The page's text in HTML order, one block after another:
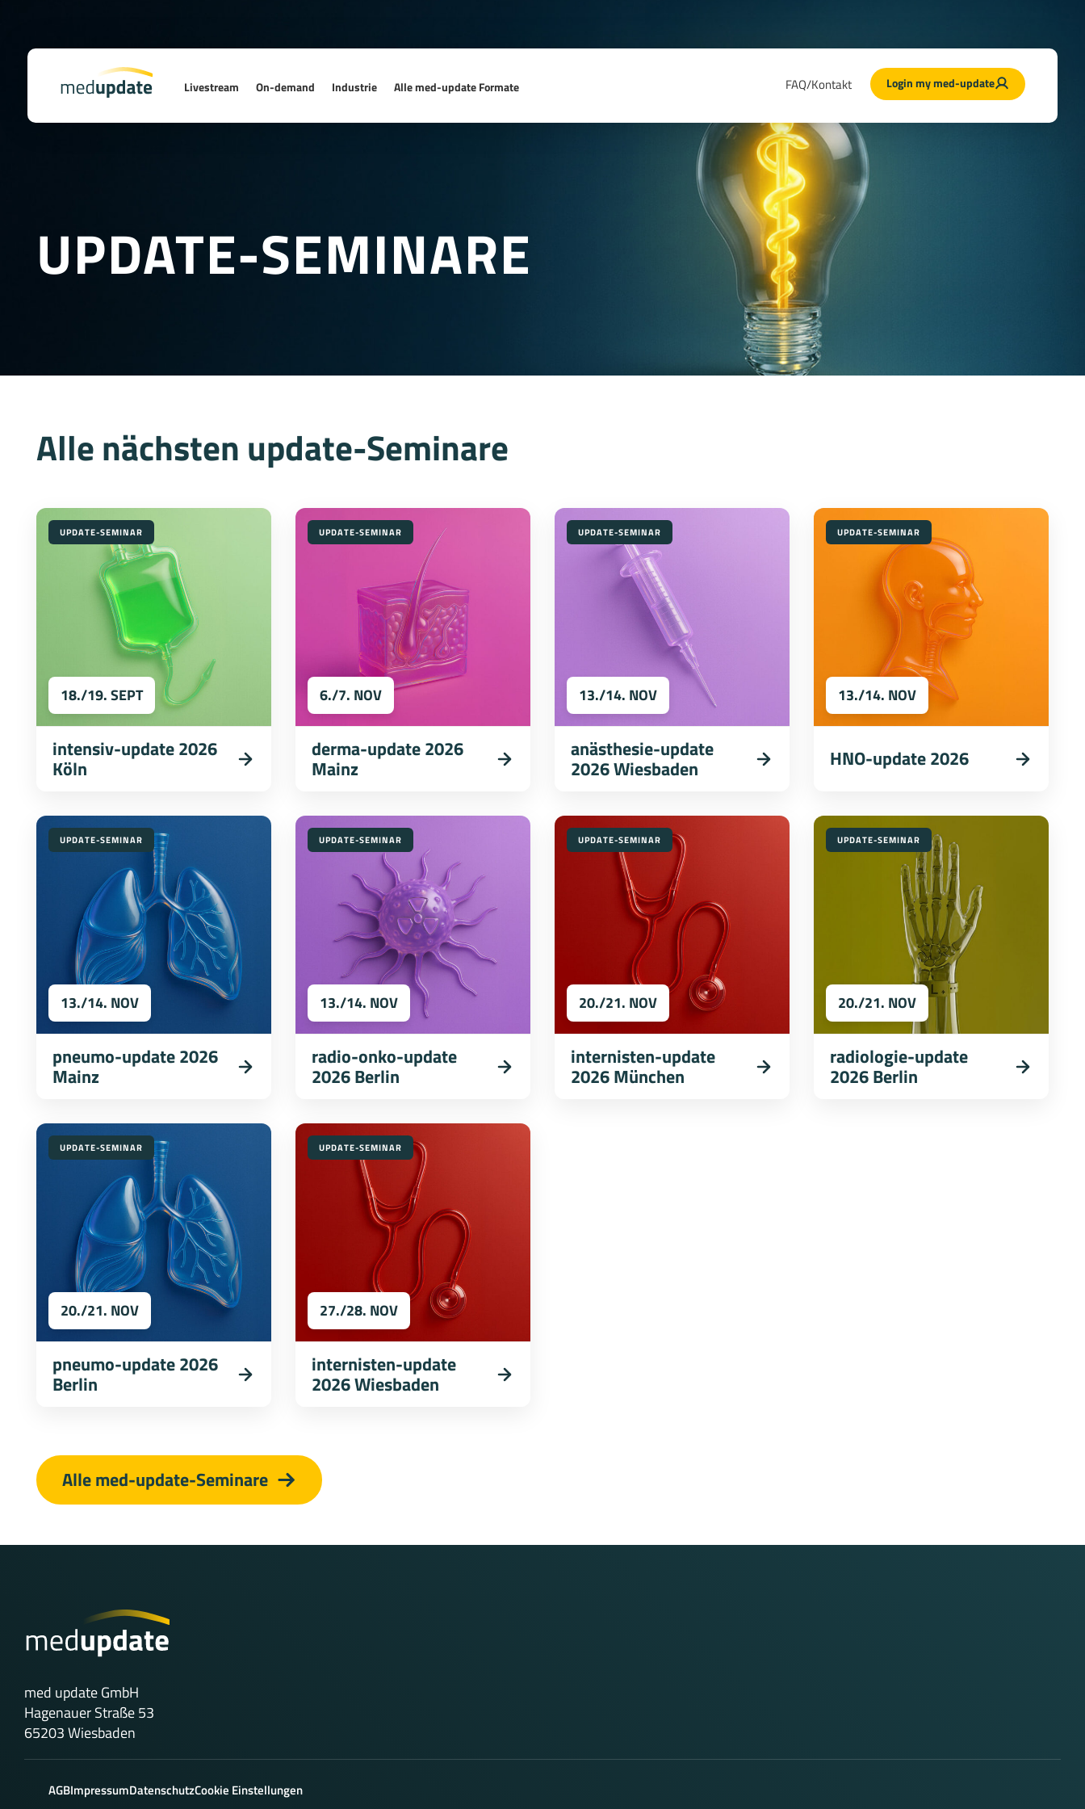
Livestream On-demand Industrie Alle med-update Formate FAQ/Kontakt Login my med-update
UPDATE-SEMINARE
Alle nächsten update-Seminare
UPDATE-SEMINAR
18./19. SEPT
intensiv-update 2026
Köln
UPDATE-SEMINAR
6./7. NOV
derma-update 2026
Mainz
UPDATE-SEMINAR
13./14. NOV
anästhesie-update
2026 Wiesbaden
UPDATE-SEMINAR
13./14. NOV
HNO-update 2026
UPDATE-SEMINAR
13./14. NOV
pneumo-update 2026
Mainz
UPDATE-SEMINAR
13./14. NOV
radio-onko-update
2026 Berlin
UPDATE-SEMINAR
20./21. NOV
internisten-update
2026 München
UPDATE-SEMINAR
20./21. NOV
radiologie-update
2026 Berlin
UPDATE-SEMINAR
20./21. NOV
pneumo-update 2026
Berlin
UPDATE-SEMINAR
27./28. NOV
internisten-update
2026 Wiesbaden
Alle med-update-Seminare
med update GmbH
Hagenauer Straße 53
65203 Wiesbaden
AGBImpressumDatenschutzCookie Einstellungen